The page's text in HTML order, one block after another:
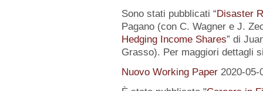
Sono stati pubblicati “Disaster
Pagano (con C. Wagner e J.
Hedging Income Shares” di
Grasso). Per maggiori dettagli
Nuovo Working Paper 2020-05-